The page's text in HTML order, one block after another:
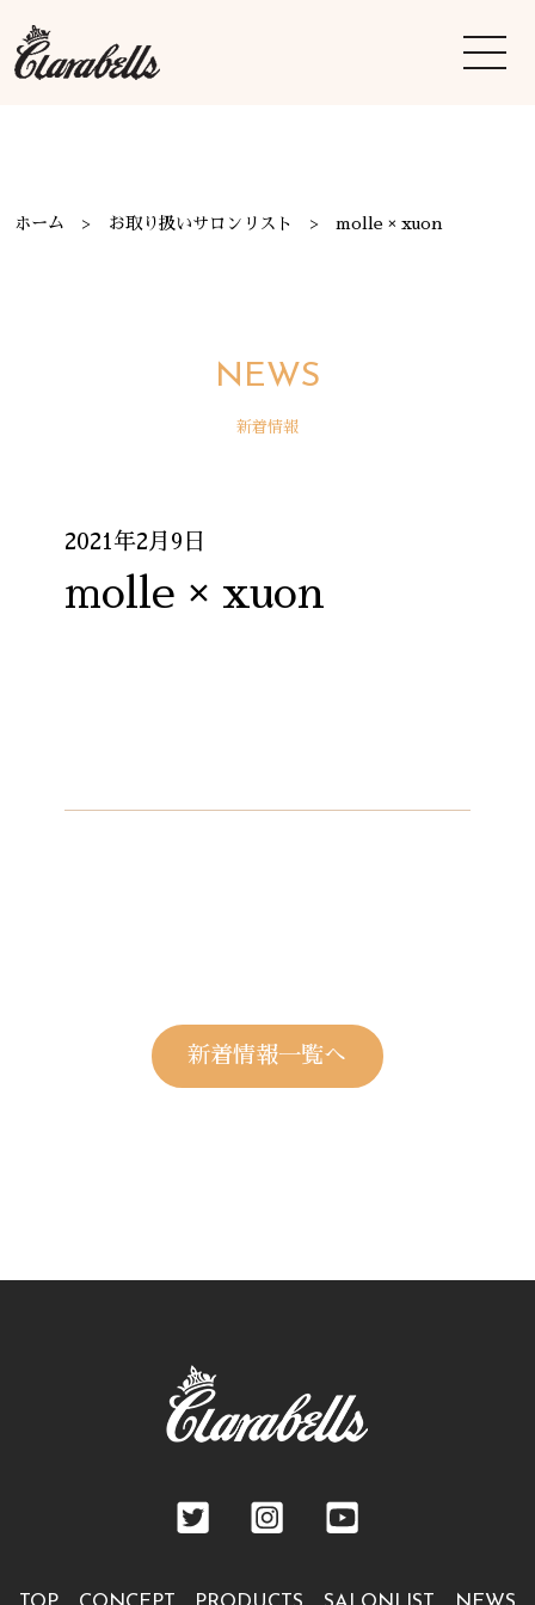
ホーム お取り扱いサロンリスト molle × xuon
NEWS
新着情報
2021年2月9日
molle × xuon
新着情報一覧へ